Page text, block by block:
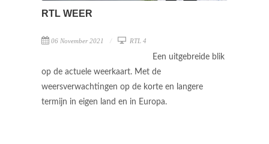
RTL WEER
06 November 2021 RTL 4
Een uitgebreide blik
op de actuele weerkaart. Met de
weersverwachtingen op de korte en langere
termijn in eigen land en in Europa.